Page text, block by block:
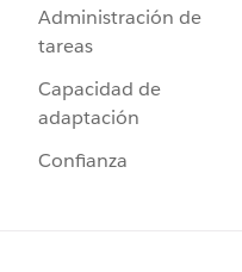
Administración de
tareas
Capacidad de
adaptación
Confianza